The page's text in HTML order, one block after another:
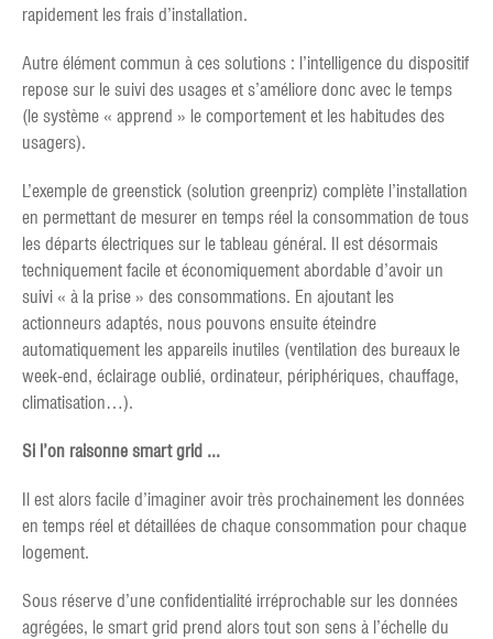
rapidement les frais d’installation.
Autre élément commun à ces solutions : l’intelligence du dispositif
repose sur le suivi des usages et s’améliore donc avec le temps
(le système « apprend » le comportement et les habitudes des
usagers).
L’exemple de greenstick (solution greenpriz) complète l’installation
en permettant de mesurer en temps réel la consommation de tous
les départs électriques sur le tableau général. Il est désormais
techniquement facile et économiquement abordable d’avoir un
suivi « à la prise » des consommations. En ajoutant les
actionneurs adaptés, nous pouvons ensuite éteindre
automatiquement les appareils inutiles (ventilation des bureaux le
week-end, éclairage oublié, ordinateur, périphériques, chauffage,
climatisation…).
Si l’on raisonne smart grid ...
Il est alors facile d’imaginer avoir très prochainement les données
en temps réel et détaillées de chaque consommation pour chaque
logement.
Sous réserve d’une confidentialité irréprochable sur les données
agrégées, le smart grid prend alors tout son sens à l’échelle du